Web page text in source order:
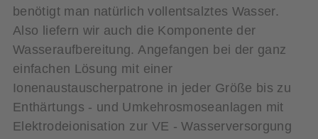
benötigt man natürlich vollentsalztes Wasser.
Also liefern wir auch die Komponente der
Wasseraufbereitung. Angefangen bei der ganz
einfachen Lösung mit einer
Ionenaustauscherpatrone in jeder Größe bis zu
Enthärtungs - und Umkehrosmoseanlagen mit
Elektrodeionisation zur VE - Wasserversorgung